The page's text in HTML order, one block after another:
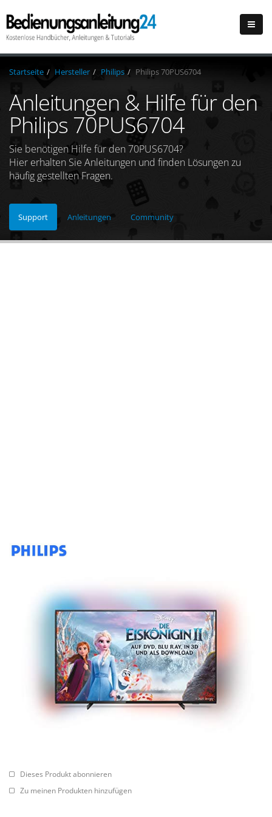
Startseite Hersteller Philips Philips 70PUS6704
Anleitungen & Hilfe für den
Philips 70PUS6704
Sie benötigen Hilfe für den 70PUS6704?
Hier erhalten Sie Anleitungen und finden Lösungen zu
häufig gestellten Fragen.
Support Anleitungen Community
Dieses Produkt abonnieren
Zu meinen Produkten hinzufügen